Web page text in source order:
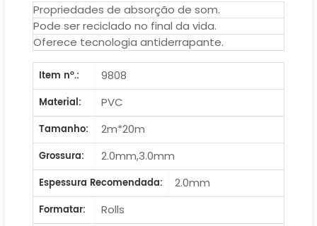
Propriedades de absorção de som.
Pode ser reciclado no final da vida.
Oferece tecnologia antiderrapante.
Item nº.:
9808
Material:
PVC
Tamanho:
2m*20m
Grossura:
2.0mm,3.0mm
Espessura Recomendada:
2.0mm
Formatar:
Rolls